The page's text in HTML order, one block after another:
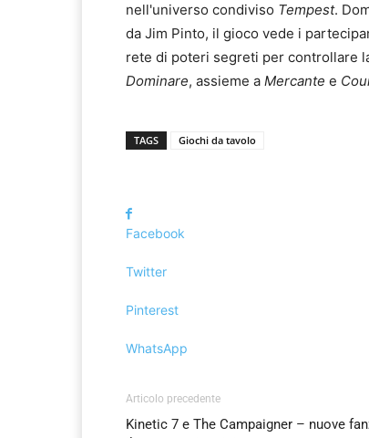
nell'universo condiviso Tempest.
da Jim Pinto, il gioco vede i
rete di poteri segreti per controllare
Dominare, assieme a Mercante e
TAGS Giochi da tavolo
Facebook
Twitter
Pinterest
WhatsApp
Articolo precedente
Kinetic 7 e The Campaigner – nuove